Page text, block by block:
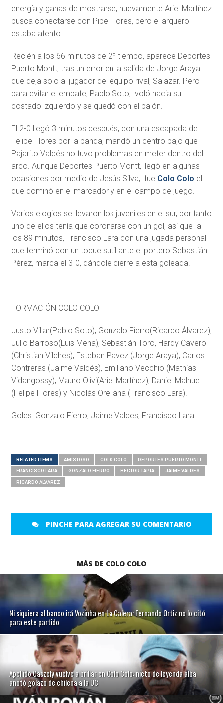
energía y ganas de mostrarse, nuevamente Ariel Martínez
busca conectarse con Pipe Flores, pero el arquero
estaba atento.
Recién a los 66 minutos de 2º tiempo, aparece Deportes
Puerto Montt, tras un error en la salida de Jorge Araya
que deja solo al jugador del equipo rival, Salazar. Pero
para evitar el empate, Pablo Soto, voló hacia su
costado izquierdo y se quedó con el balón.
El 2-0 llegó 3 minutos después, con una escapada de
Felipe Flores por la banda, mandó un centro bajo que
Pajarito Valdés no tuvo problemas en meter dentro del
arco. Aunque Deportes Puerto Montt, llegó en algunas
ocasiones por medio de Jesús Silva, fue Colo Colo el
que dominó en el marcador y en el campo de juego.
Varios elogios se llevaron los juveniles en el sur, por tanto
uno de ellos tenía que coronarse con un gol, así que a
los 89 minutos, Francisco Lara con una jugada personal
que terminó con un toque sutil ante el portero Sebastián
Pérez, marca el 3-0, dándole cierre a esta goleada.
FORMACIÓN COLO COLO
Justo Villar(Pablo Soto); Gonzalo Fierro(Ricardo Álvarez),
Julio Barroso(Luis Mena), Sebastián Toro, Hardy Cavero
(Christian Vilches), Esteban Pavez (Jorge Araya); Carlos
Contreras (Jaime Valdés), Emiliano Vecchio (Mathías
Vidangossy); Mauro Olivi(Ariel Martínez), Daniel Malhue
(Felipe Flores) y Nicolás Orellana (Francisco Lara).
Goles: Gonzalo Fierro, Jaime Valdes, Francisco Lara
RELATED ITEMS AMISTOSO COLO COLO DEPORTES PUERTO MONTT
FRANCISCO LARA GONZALO FIERRO HECTOR TAPIA JAIME VALDES
RICARDO ÁLVAREZ
PINCHE PARA AGREGAR SU COMENTARIO
MÁS DE COLO COLO
Ni siquiera al banco irá Vozinha en La Calera: Fernando Ortiz no lo citó
para este partido
Apellido Caszely vuelve a brillar en Colo Colo: nieto de leyenda alba
anotó golazo de chilena a la UC